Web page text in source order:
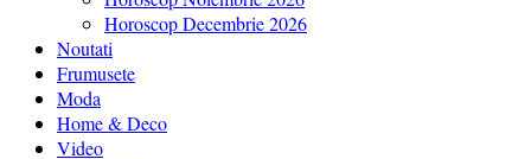
Horoscop Decembrie 2026
Noutati
Frumusete
Moda
Home & Deco
Video